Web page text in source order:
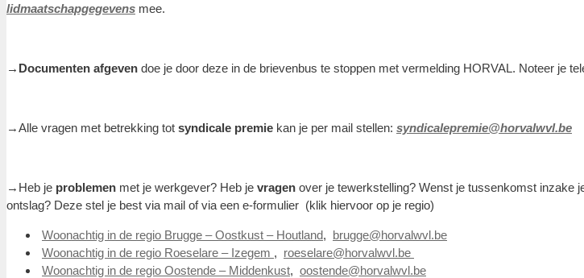
lidmaatschapgegevens mee.
→Documenten afgeven doe je door deze in de brievenbus te stoppen met vermelding HORVAL. Noteer je
→Alle vragen met betrekking tot syndicale premie kan je per mail stellen: syndicalepremie@horvalwvl.be
→Heb je problemen met je werkgever? Heb je vragen over je tewerkstelling? Wenst je tussenkomst inzake
ontslag? Deze stel je best via mail of via een e-formulier (klik hiervoor op je regio)
Woonachtig in de regio Brugge – Oostkust – Houtland, brugge@horvalwvl.be
Woonachtig in de regio Roeselare – Izegem , roeselare@horvalwvl.be
Woonachtig in de regio Oostende – Middenkust, oostende@horvalwvl.be